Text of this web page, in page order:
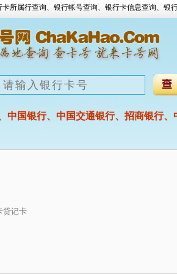
所属行查询、银行帐号查询、银行卡信息查询、银
中国银行、中国交通银行、招商银行
贷记卡